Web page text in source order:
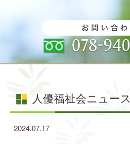
人優福祉会ニュース
2024.07.17